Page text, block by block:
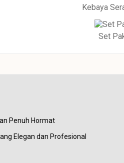
Kebaya
Set
Penuh Hormat
Elegan dan Profesional